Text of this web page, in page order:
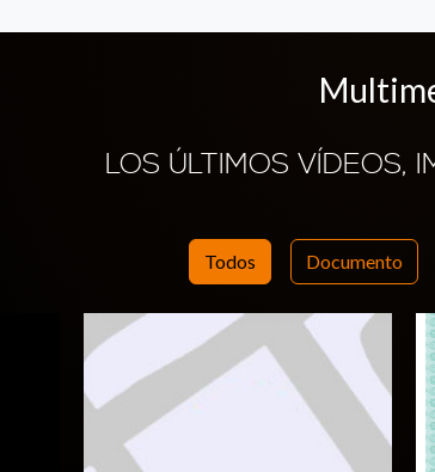
LOS ÚLTIMOS VÍDEOS,
Todos Documento